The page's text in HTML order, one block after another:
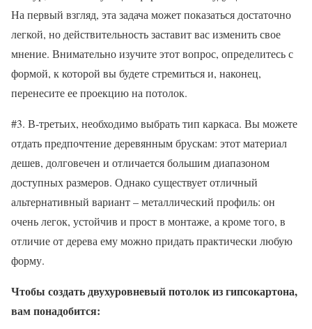
На первый взгляд, эта задача может показаться достаточно
легкой, но действительность заставит вас изменить свое
мнение. Внимательно изучите этот вопрос, определитесь с
формой, к которой вы будете стремиться и, наконец,
перенесите ее проекцию на потолок.
#3. В-третьих, необходимо выбрать тип каркаса. Вы можете
отдать предпочтение деревянным брускам: этот материал
дешев, долговечен и отличается большим диапазоном
доступных размеров. Однако существует отличный
альтернативный вариант – металлический профиль: он
очень легок, устойчив и прост в монтаже, а кроме того, в
отличие от дерева ему можно придать практически любую
форму.
Чтобы создать двухуровневый потолок из гипсокартона,
вам понадобится: